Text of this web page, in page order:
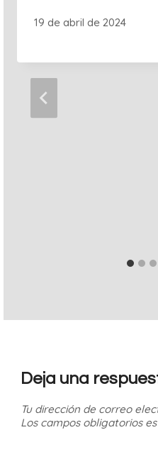
19 de abril de 2024
Deja una
Tu dirección de correo
Los campos obligatorios